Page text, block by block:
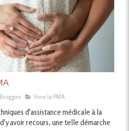
Vivre la PMA
d'assistance médicale à la
avoir recours, une telle démarche